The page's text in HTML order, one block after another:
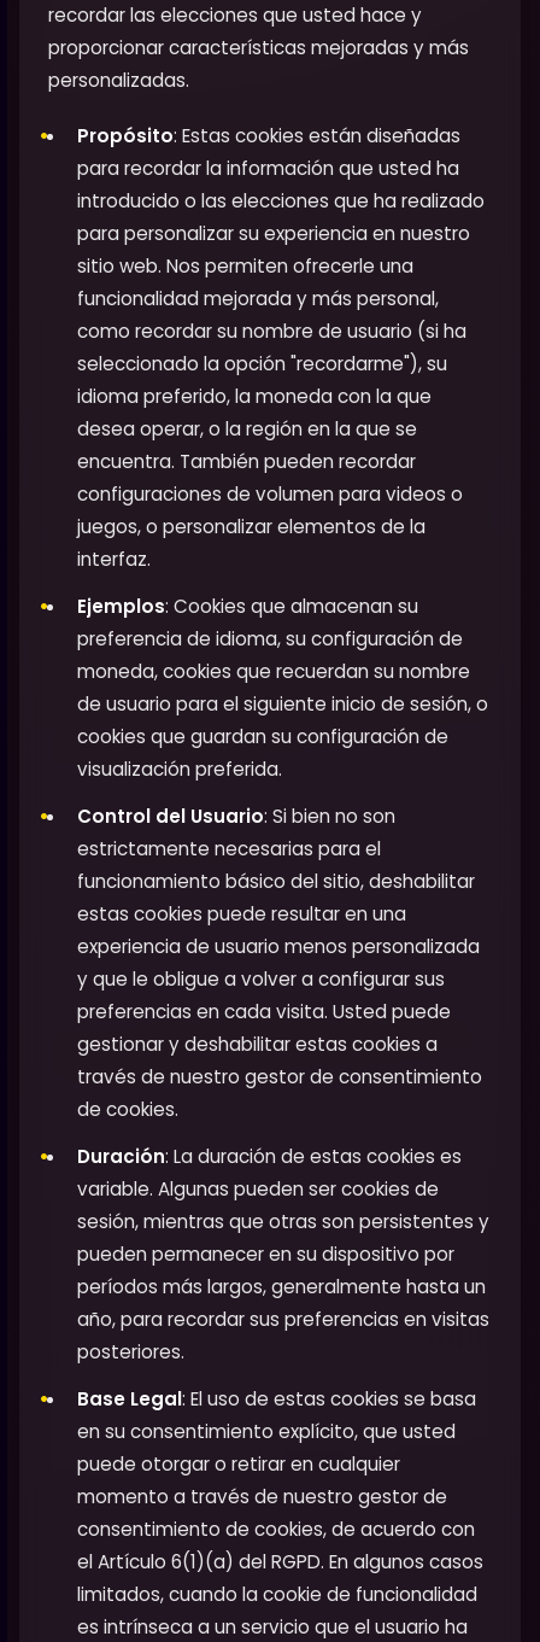
recordar las elecciones que usted hace y
proporcionar características mejoradas y más
personalizadas.
Propósito: Estas cookies están diseñadas
para recordar la información que usted ha
introducido o las elecciones que ha realizado
para personalizar su experiencia en nuestro
sitio web. Nos permiten ofrecerle una
funcionalidad mejorada y más personal,
como recordar su nombre de usuario (si ha
seleccionado la opción "recordarme"), su
idioma preferido, la moneda con la que
desea operar, o la región en la que se
encuentra. También pueden recordar
configuraciones de volumen para videos o
juegos, o personalizar elementos de la
interfaz.
Ejemplos: Cookies que almacenan su
preferencia de idioma, su configuración de
moneda, cookies que recuerdan su nombre
de usuario para el siguiente inicio de sesión, o
cookies que guardan su configuración de
visualización preferida.
Control del Usuario: Si bien no son
estrictamente necesarias para el
funcionamiento básico del sitio, deshabilitar
estas cookies puede resultar en una
experiencia de usuario menos personalizada
y que le obligue a volver a configurar sus
preferencias en cada visita. Usted puede
gestionar y deshabilitar estas cookies a
través de nuestro gestor de consentimiento
de cookies.
Duración: La duración de estas cookies es
variable. Algunas pueden ser cookies de
sesión, mientras que otras son persistentes y
pueden permanecer en su dispositivo por
períodos más largos, generalmente hasta un
año, para recordar sus preferencias en visitas
posteriores.
Base Legal: El uso de estas cookies se basa
en su consentimiento explícito, que usted
puede otorgar o retirar en cualquier
momento a través de nuestro gestor de
consentimiento de cookies, de acuerdo con
el Artículo 6(1)(a) del RGPD. En algunos casos
limitados, cuando la cookie de funcionalidad
es intrínseca a un servicio que el usuario ha